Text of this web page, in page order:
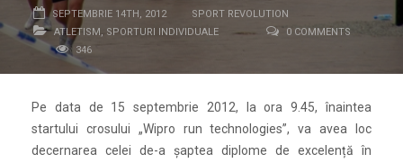
SEPTEMBRIE 14TH, 2012
SPORT REVOLUTION
ATLETISM, SPORTURI INDIVIDUALE
0 COMMENTS
346
Pe data de 15 septembrie 2012, la ora 9.45, înaintea
startului crosului „Wipro run technologies”, va avea loc
decernarea celei de-a șaptea diplome de excelență în